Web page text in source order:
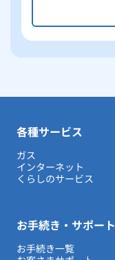
各種サービス
ガス
インターネット
くらしのサービス
お手続き・サポート
お手続き一覧